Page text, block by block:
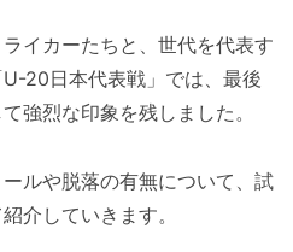
イカーたちと、世代を代表す
20日本代表戦」では、最後
強烈な印象を残しました。
ルや脱落の有無について、試
介していきます。